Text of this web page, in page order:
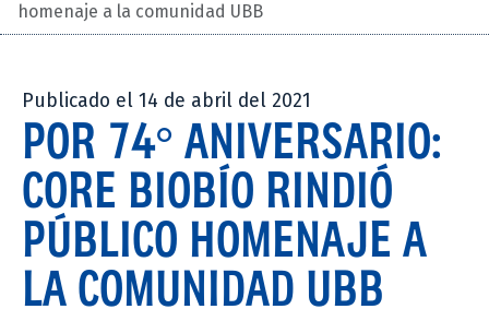
homenaje a la comunidad UBB
Publicado el 14 de abril del 2021
POR 74° ANIVERSARIO:
CORE BIOBÍO RINDIÓ
PÚBLICO HOMENAJE A
LA COMUNIDAD UBB